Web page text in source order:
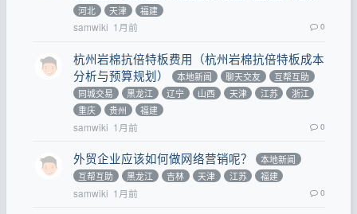
河北
天津 福建
samwiki 1月前 0
杭州岩棉抗倍特板费用（杭州岩棉抗倍特板成本
分析与预算规划）
本地新闻 聊天交友
互帮互助
同城交易
黑龙江 辽宁 山西 天津 江苏
浙江
重庆
贵州 福建
samwiki 1月前 0
外贸企业应该如何做网络营销呢？
本地新闻
互帮互助
黑龙江 吉林 天津 江苏 福建
samwiki 1月前 0